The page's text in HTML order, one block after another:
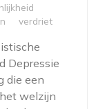
verdriet
Depressie
die een
welzijn